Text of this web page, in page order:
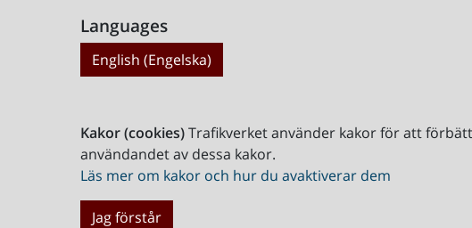
Languages
English (Engelska)
Kakor (cookies)Trafikverket använder kakor för att
användandet av dessa kakor.
Läs mer om kakor och hur du avaktiverar dem
Jag förstår